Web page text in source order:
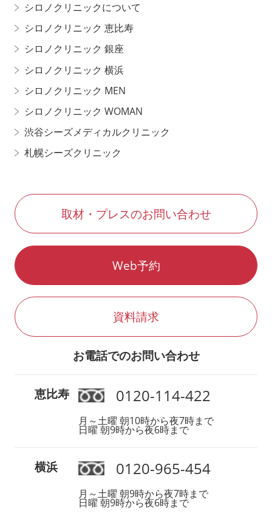
シロノクリニックについて
シロノクリニック 恵比寿
シロノクリニック 銀座
シロノクリニック 横浜
シロノクリニック MEN
シロノクリニック WOMAN
渋谷シーズメディカルクリニック
札幌シーズクリニック
取材・プレスのお問い合わせ
Web予約
資料請求
お電話でのお問い合わせ
恵比寿 0120-114-422
月～土曜 朝10時から夜7時まで
日曜 朝9時から夜6時まで
横浜 0120-965-454
月～土曜 朝9時から夜7時まで
日曜 朝9時から夜6時まで